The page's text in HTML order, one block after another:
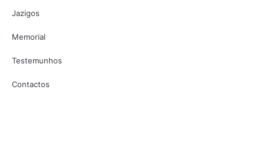
Jazigos
Memorial
Testemunhos
Contactos